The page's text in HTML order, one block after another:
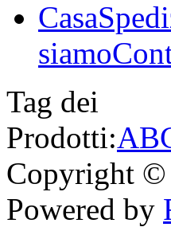
Casa
siamo
Tag dei
Prodotti:AB
Copyright ©
Powered by